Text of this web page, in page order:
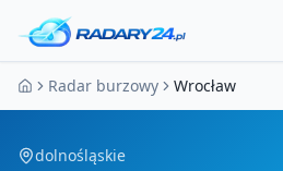
Strona główna
Radar burzowy Wrocław
dolnośląskie